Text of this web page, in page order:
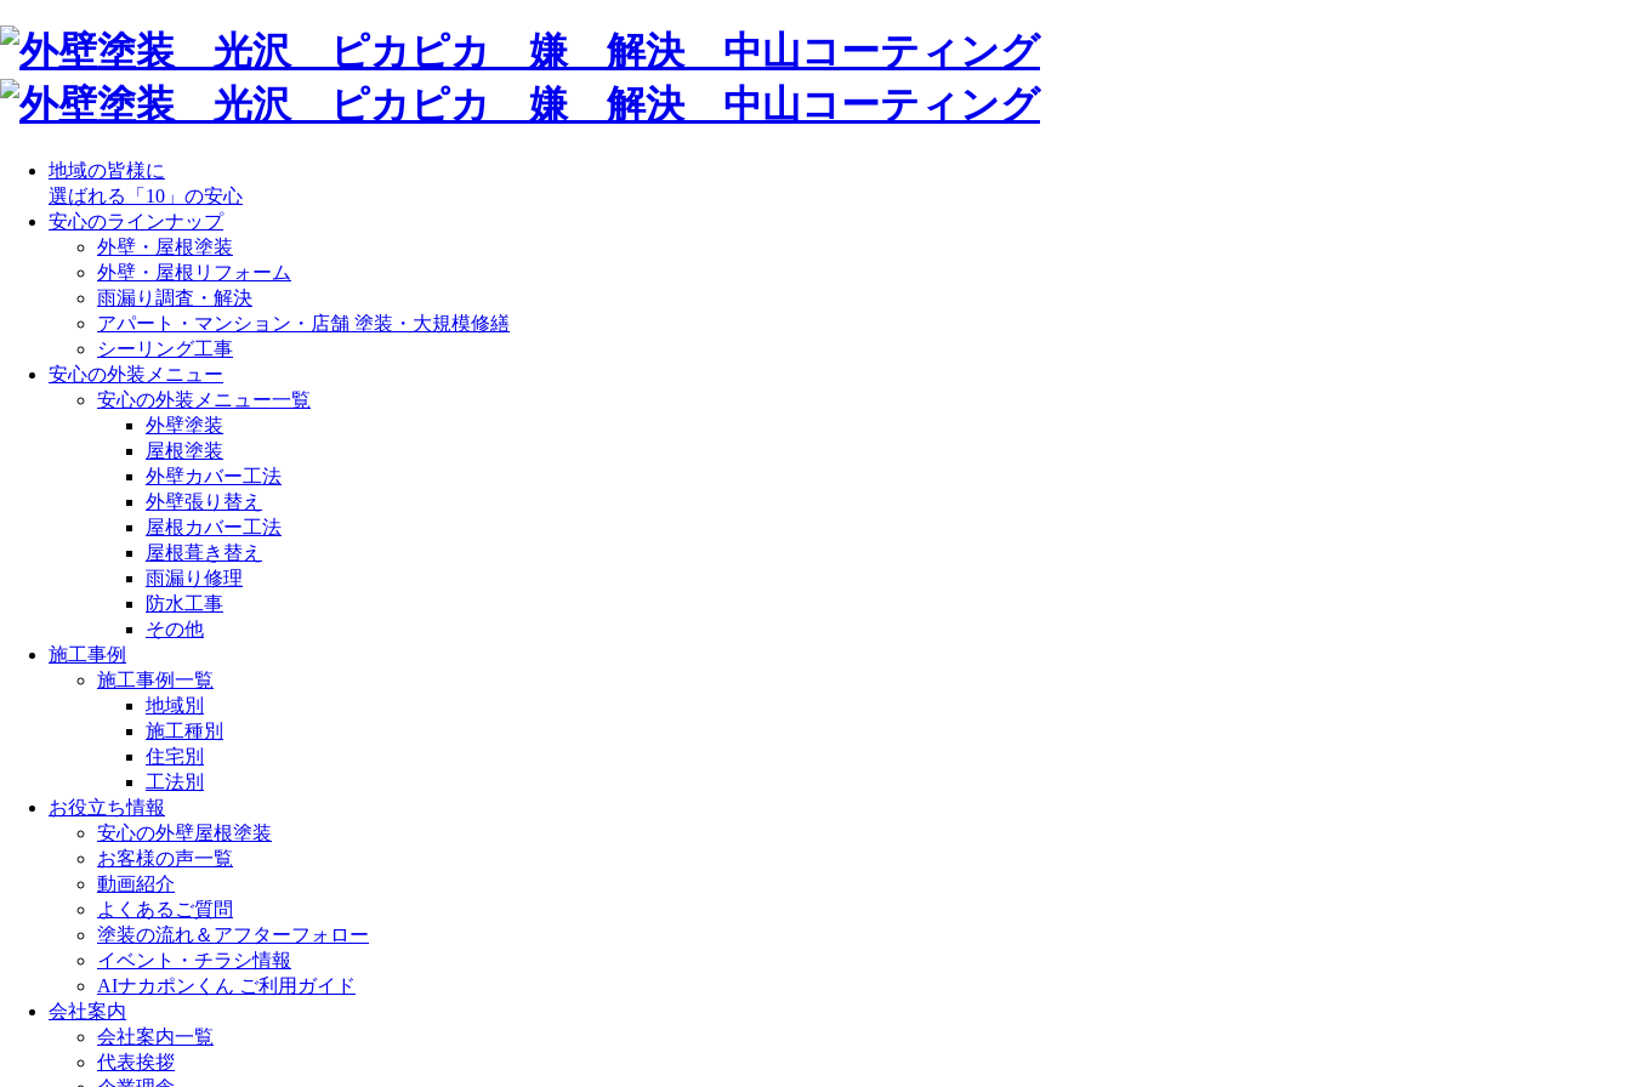
地域の皆様に
選ばれる「10」の安心
安心のラインナップ
外壁・屋根塗装
外壁・屋根リフォーム
雨漏り調査・解決
アパート・マンション・店舗 塗装・大規模修繕
シーリング工事
安心の外装メニュー
安心の外装メニュー一覧
外壁塗装
屋根塗装
外壁カバー工法
外壁張り替え
屋根カバー工法
屋根葺き替え
雨漏り修理
防水工事
その他
施工事例
施工事例一覧
地域別
施工種別
住宅別
工法別
お役立ち情報
安心の外壁屋根塗装
お客様の声一覧
動画紹介
よくあるご質問
塗装の流れ＆アフターフォロー
イベント・チラシ情報
AIナカポンくん ご利用ガイド
会社案内
会社案内一覧
代表挨拶